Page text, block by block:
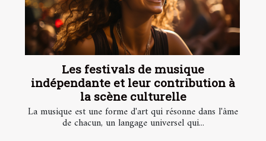
Les festivals de musique
indépendante et leur contribution à
la scène culturelle
La musique est une forme d'art qui résonne dans l'âme
de chacun, un langage universel qui...